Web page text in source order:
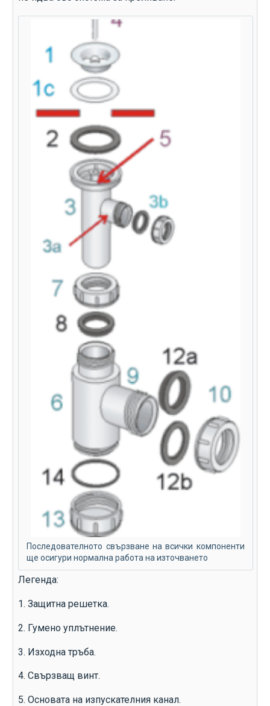
Последователното свързване на всички компоненти
ще осигури нормална работа на източването
Легенда:
1. Защитна решетка.
2. Гумено уплътнение.
3. Изходна тръба.
4. Свързващ винт.
5. Основата на изпускателния канал.